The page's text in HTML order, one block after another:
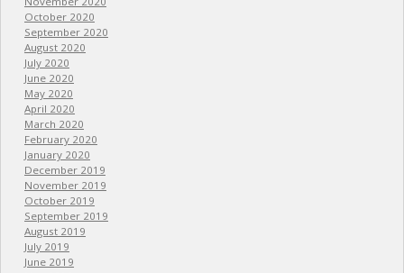
October 2020
September 2020
August 2020
July 2020
June 2020
May 2020
April 2020
March 2020
February 2020
January 2020
December 2019
November 2019
October 2019
September 2019
August 2019
July 2019
June 2019